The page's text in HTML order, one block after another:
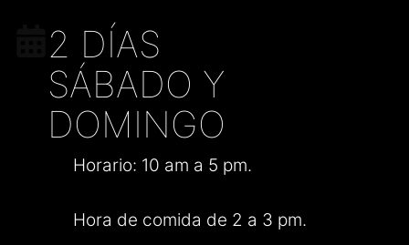
2 DÍAS
SÁBADO Y
DOMINGO
Horario: 10 am a 5 pm.
Hora de comida de 2 a 3 pm.